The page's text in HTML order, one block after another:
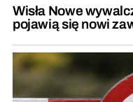
Wisła Nowe
pojawią się nowi